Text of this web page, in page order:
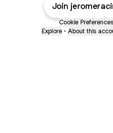
Join
Cookie Preferences
Explore • About this